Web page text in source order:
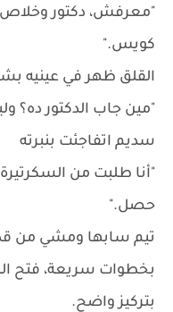
"معرفش، دكتور
كويس."
القلق ظهر في عينيه
"مين جاب الدكتور ده؟
سديم اتفاجئت بنبرته
"أنا طلبت من
حصل."
تيم سابها ومشي من
بخطوات سريعة، فتح
بتركيز واضح.